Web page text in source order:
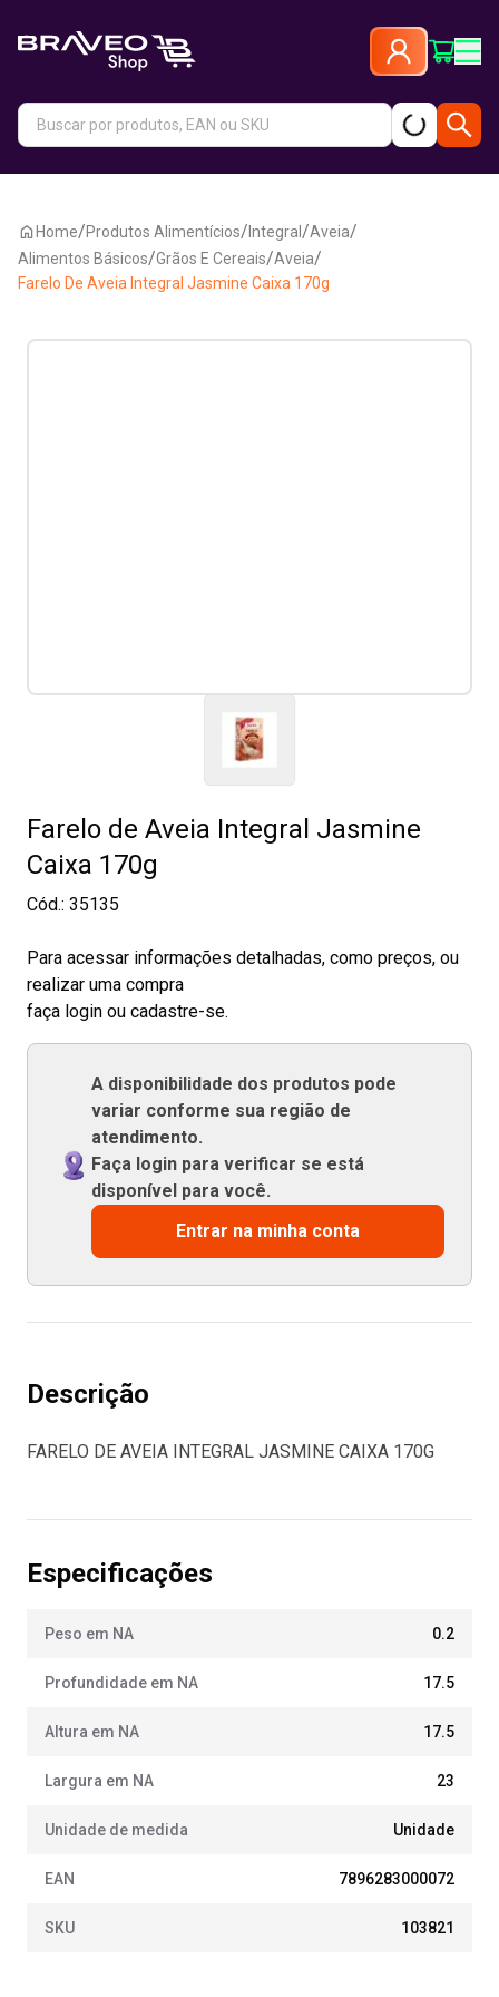
Home/Produtos Alimentícios/ Integral /Aveia/
Alimentos Básicos/Grãos E Cereais/Aveia/
Farelo De Aveia Integral Jasmine Caixa 170g
Farelo de Aveia Integral Jasmine
Caixa 170g
Cód.: 35135
Para acessar informações detalhadas, como preços, ou
realizar uma compra
faça login ou cadastre-se.
A disponibilidade dos produtos pode
variar conforme sua região de
atendimento.
Faça login para verificar se está
disponível para você.
Entrar na minha conta
Descrição
FARELO DE AVEIA INTEGRAL JASMINE CAIXA 170G
Especificações
Peso em NA 0.2
Profundidade em NA 17.5
Altura em NA 17.5
Largura em NA 23
Unidade de medida Unidade
EAN 7896283000072
SKU 103821